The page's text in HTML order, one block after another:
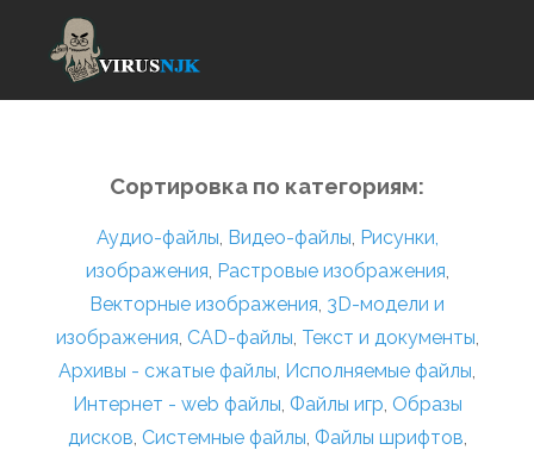
Сортировка по категориям:
Аудио-файлы, Видео-файлы, Рисунки,
изображения, Растровые изображения,
Векторные изображения, 3D-модели и
изображения, CAD-файлы, Текст и документы,
Архивы - сжатые файлы, Исполняемые файлы,
Интернет - web файлы, Файлы игр, Образы
дисков, Системные файлы, Файлы шрифтов,